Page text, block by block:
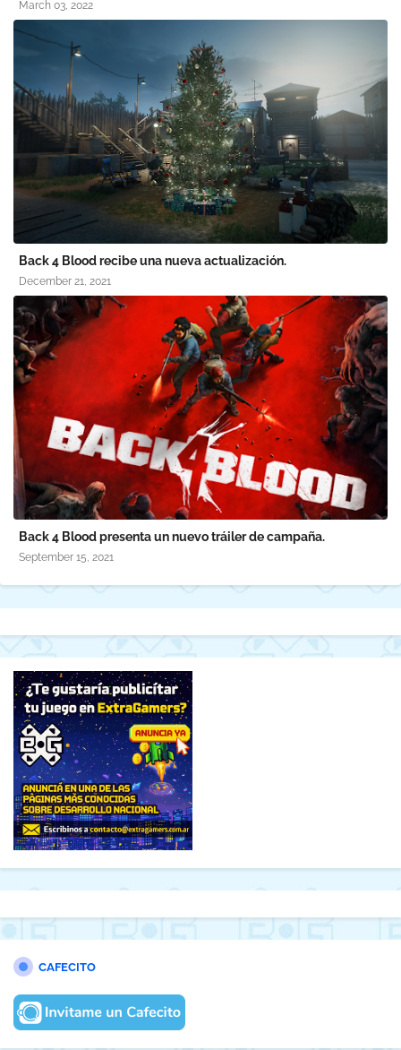
March 03, 2022
Back 4 Blood recibe una nueva actualización.
December 21, 2021
Back 4 Blood presenta un nuevo tráiler de campaña.
September 15, 2021
CAFECITO